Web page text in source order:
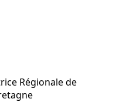
Régionale de